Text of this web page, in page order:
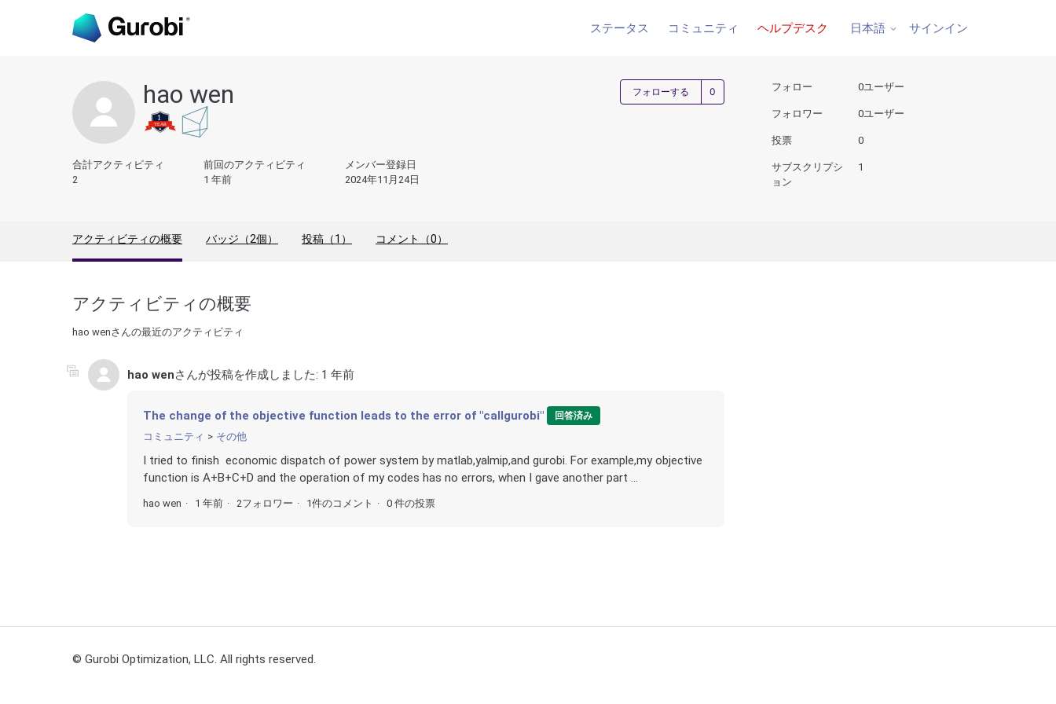
ステータス コミュニティ ヘルプデスク 日本語 サインイン
hao wen フォローする 0人がフォロー中
合計アクティビティ
2
前回のアクティビティ
1 年前
メンバー登録日
2024年11月24日
フォロー 0ユーザー
フォロワー 0ユーザー
投票 0
サブスクリプシ
ョン
1
アクティビティの概要 バッジ（2個） 投稿（1） コメント（0）
アクティビティの概要
hao wenさんの最近のアクティビティ
hao wenさんが投稿を作成しました: 1 年前
The change of the objective function leads to the error of "callgurobi" 回答済み
コミュニティ その他
I tried to finish economic dispatch of power system by matlab,yalmip,and gurobi. For example,my objective
function is A+B+C+D and the operation of my codes has no errors, when I gave another part ...
hao wen 1 年前 2フォロワー 1件のコメント 0 件の投票
© Gurobi Optimization, LLC. All rights reserved.